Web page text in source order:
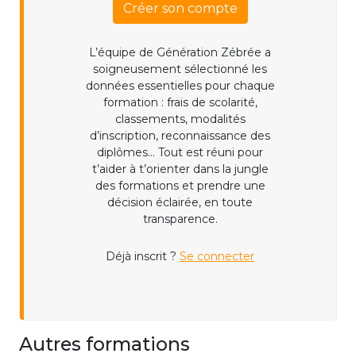
Créer son compte
L’équipe de Génération Zébrée a
soigneusement sélectionné les
données essentielles pour chaque
formation : frais de scolarité,
classements, modalités
d’inscription, reconnaissance des
diplômes... Tout est réuni pour
t’aider à t’orienter dans la jungle
des formations et prendre une
décision éclairée, en toute
transparence.
Déjà inscrit ? Se connecter
Autres formations